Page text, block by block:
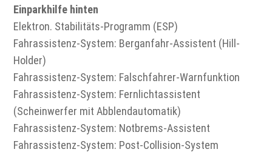
Einparkhilfe hinten
Elektron. Stabilitäts-Programm (ESP)
Fahrassistenz-System: Berganfahr-Assistent (Hill-
Holder)
Fahrassistenz-System: Falschfahrer-Warnfunktion
Fahrassistenz-System: Fernlichtassistent
(Scheinwerfer mit Abblendautomatik)
Fahrassistenz-System: Notbrems-Assistent
Fahrassistenz-System: Post-Collision-System